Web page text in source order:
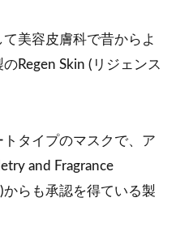
美容皮膚科で昔からよ
Regen Skin (リジェンス
タイプのマスクで、ア
and Fragrance
らも承認を得ている製